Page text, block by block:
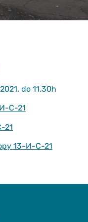
do 11.30h
С-21
21
13-И-С-21